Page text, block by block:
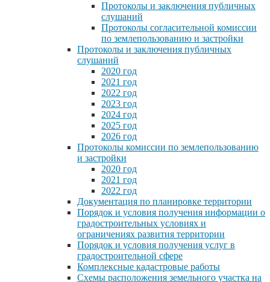
Протоколы и заключения публичных
слушаний
Протоколы согласительной комиссии
по землепользованию и застройки
Протоколы и заключения публичных
слушаний
2020 год
2021 год
2022 год
2023 год
2024 год
2025 год
2026 год
Протоколы комиссии по землепользованию
и застройки
2020 год
2021 год
2022 год
Документация по планировке территории
Порядок и условия получения информации о
градостроительных условиях и
ограничениях развития территории
Порядок и условия получения услуг в
градостроительной сфере
Комплексные кадастровые работы
Схемы расположения земельного участка на